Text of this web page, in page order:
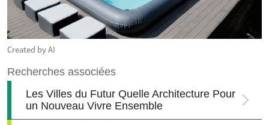
Created by AI